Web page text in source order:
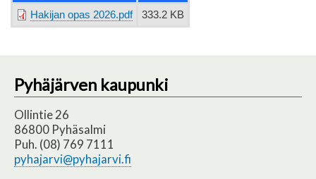
Hakijan opas 2026.pdf 333.2 KB
Pyhäjärven kaupunki
Ollintie 26
86800 Pyhäsalmi
Puh. (08) 769 7111
pyhajarvi@pyhajarvi.fi